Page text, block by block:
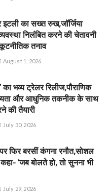
का सख्त रुख,जॉर्जिया
निलंबित करने की चेतावनी
तनाव
August 1, 2026
का भव्य ट्रेलर रिलीज,पौराणिक
और आधुनिक तकनीक के साथ
की तैयारी
July 30, 2026
पर फिर बरसीं कंगना रनौत,सोशल
‘जब बोलते हो, तो सुनना भी
July 29, 2026